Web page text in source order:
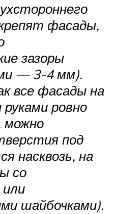
фасады,
зазоры
— 3-4 мм).
все фасады на
ровно
можно
под
насквозь, на
со
шайбочками).